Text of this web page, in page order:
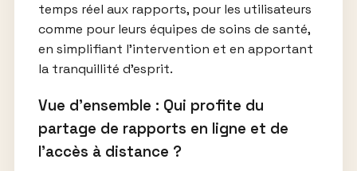
temps réel aux rapports, pour les utilisateurs
comme pour leurs équipes de soins de santé,
en simplifiant l’intervention et en apportant
la tranquillité d’esprit.
Vue d’ensemble : Qui profite du
partage de rapports en ligne et de
l’accès à distance ?